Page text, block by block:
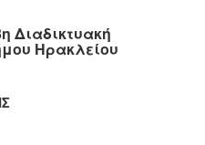
Διαδικτυακή
Ηρακλείου